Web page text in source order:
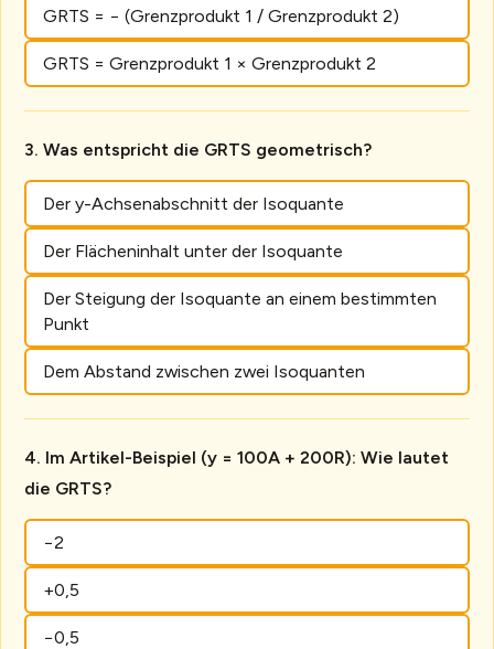
GRTS = − (Grenzprodukt 1 / Grenzprodukt 2)
GRTS = Grenzprodukt 1 × Grenzprodukt 2
Was entspricht die GRTS geometrisch?
Der y-Achsenabschnitt der Isoquante
Der Flächeninhalt unter der Isoquante
Der Steigung der Isoquante an einem bestimmten
Punkt
Dem Abstand zwischen zwei Isoquanten
Im Artikel-Beispiel (y = 100A + 200R): Wie lautet
die GRTS?
−2
+0,5
−0,5